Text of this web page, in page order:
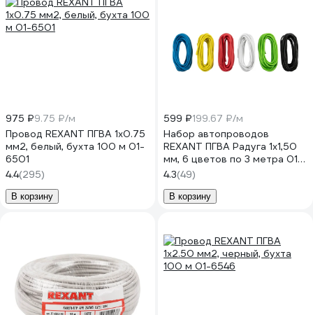
975 ₽9.75 ₽/м
Провод REXANT ПГВА 1х0.75
мм2, белый, бухта 100 м 01-
6501
4.4(295)
В корзину
599 ₽199.67 ₽/м
Набор автопроводов
REXANT ПГВА Радуга 1x1,50
мм, 6 цветов по 3 метра 01-
6550
4.3(49)
В корзину